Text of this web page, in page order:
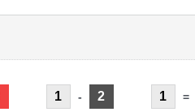
1 - 2 1 =